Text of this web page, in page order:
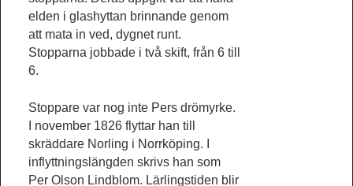
elden i glashyttan brinnande genom
att mata in ved, dygnet runt.
Stopparna jobbade i två skift, från 6 till
6.
Stoppare var nog inte Pers drömyrke.
I november 1826 flyttar han till
skräddare Norling i Norrköping. I
inflyttningslängden skrivs han som
Per Olson Lindblom. Lärlingstiden blir